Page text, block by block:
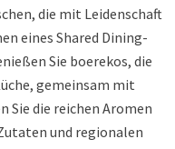
die mit Leidenschaft
eines Shared Dining-
Sie boerekos, die
gemeinsam mit
Sie die reichen Aromen
und regionalen